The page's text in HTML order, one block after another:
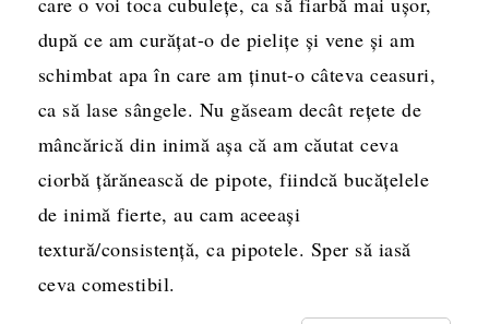
după ce am curățat-o de pielițe și vene și am
schimbat apa în care am ținut-o câteva ceasuri,
ca să lase sângele. Nu găseam decât rețete de
mâncărică din inimă așa că am căutat ceva
ciorbă țărănească de pipote, fiindcă bucățelele
de inimă fierte, au cam aceeași
textură/consistență, ca pipotele. Sper să iasă
ceva comestibil.